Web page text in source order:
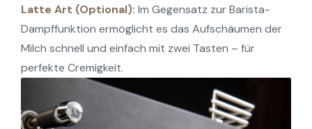
Latte Art (Optional): Im Gegensatz zur Barista-
Dampffunktion ermöglicht es das Aufschäumen der
Milch schnell und einfach mit zwei Tasten – für
perfekte Cremigkeit.